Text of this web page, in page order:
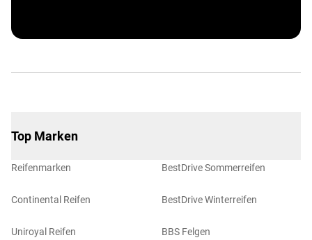
Top Marken
Reifenmarken
Continental Reifen
Uniroyal Reifen
BestDrive Sommerreifen
BestDrive Winterreifen
BBS Felgen